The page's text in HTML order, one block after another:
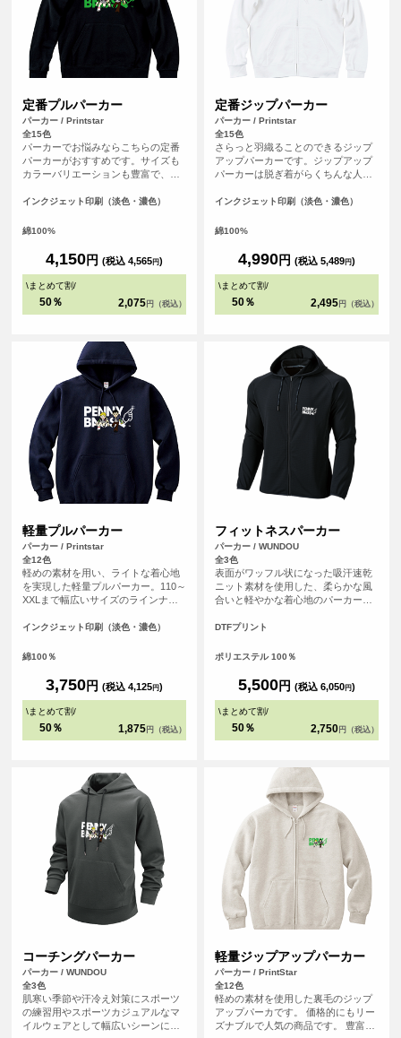
定番プルパーカー
パーカー / Printstar
全15色
パーカーでお悩みならこちらの定番
パーカーがおすすめです。サイズも
カラーバリエーションも豊富で、し
いなしのアイテムです。
インクジェット印刷（淡色・濃色）
綿100%
4,150円 (税込 4,565円)
\まとめて割/
50％ 2,075 円（税込）
定番ジップパーカー
パーカー / Printstar
全15色
さらっと羽織ることのできるジップ
アップパーカーです。ジップアップ
パーカーは脱ぎ着がらくちんな人気
インクジェット印刷（淡色・濃色）
綿100%
4,990円 (税込 5,489円)
\まとめて割/
50％ 2,495 円（税込）
軽量プルパーカー
パーカー / Printstar
全12色
軽めの素材を用い、ライトな着心地
を実現した軽量プルパーカー。110～
XXLまで幅広いサイズのラインナッ
す。裏毛には、肌あたりのよい生地
でシンプルに着こなせます。定番の
ーグリーンなど豊富なカラー展開が
魅力のオリジナルパーカーに最適な1
枚です。
インクジェット印刷（淡色・濃色）
綿100％
3,750円 (税込 4,125円)
\まとめて割/
50％ 1,875 円（税込）
フィットネスパーカー
パーカー / WUNDOU
全3色
表面がワッフル状になった吸汗速乾
ニット素材を使用した、柔らかな風
合いと軽やかな着心地のパーカー。
フィット性と程よい着心地を工夫し
ています。左右ポケットはファスナ
ジョギングやフィットネスはもちろ
ん、山登りやハイキングなどでも活
躍。アウトドアでも室内でも、どち
DTFプリント
ポリエステル 100％
5,500円 (税込 6,050円)
\まとめて割/
50％ 2,750 円（税込）
コーチングパーカー
パーカー / WUNDOU
全3色
肌寒い季節や汗冷え対策にスポーツ
の練習用やスポーツカジュアルなマ
イルウェアとして幅広いシーンにフ
軽量ジップアップパーカー
パーカー / PrintStar
全12色
軽めの素材を使用した裏毛のジップ
アップパーカです。 価格的にもリー
ズナブルで人気の商品です。 豊富な